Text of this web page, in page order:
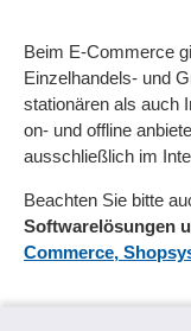
Beim E-Commerce
Einzelhandels- und
stationären als auch
on- und offline
ausschließlich im
Beachten Sie bitte
Softwarelösungen
Commerce,